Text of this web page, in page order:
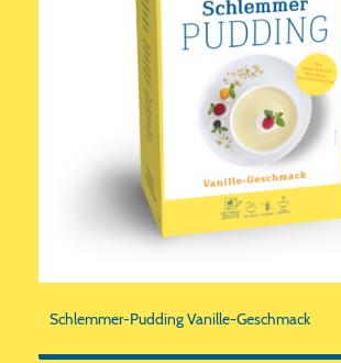
Schlemmer-Pudding Vanille-Geschmack